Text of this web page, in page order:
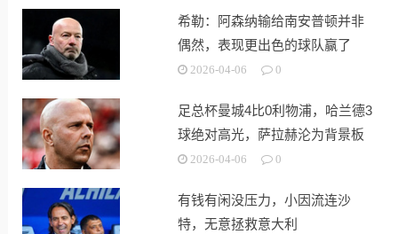
希勒：阿森纳输给南安普顿并非
偶然，表现更出色的球队赢了
2026-04-06 0
足总杯曼城4比0利物浦，哈兰德3
球绝对高光，萨拉赫沦为背景板
2026-04-06 0
有钱有闲没压力，小因流连沙
特，无意拯救意大利